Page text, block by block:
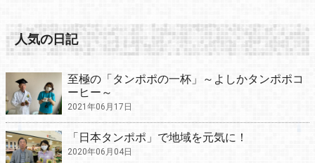
人気の日記
至極の「タンポポの一杯」～よしかタンポポコ
ーヒー～
2021年06月17日
「日本タンポポ」で地域を元気に！
2020年06月04日